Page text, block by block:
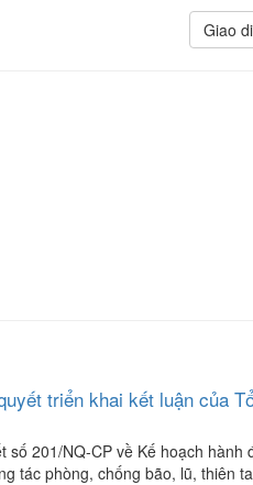
Giao
triển khai kết luận của
số 201/NQ-CP về Kế hoạch
tác phòng, chống bão, lũ, thiên